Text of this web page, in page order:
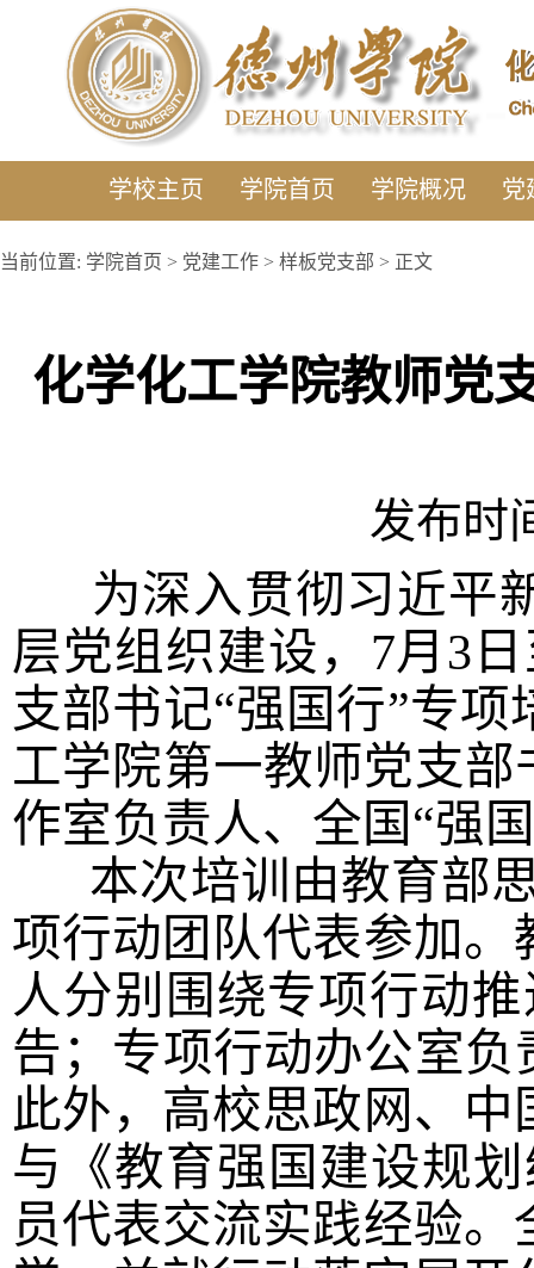
学校主页 学院首页 学院概况 党
当前位置: 学院首页 > 党建工作 > 样板党支部 > 正文
化学化工学院教师党
发布时
为深入贯彻习近平
层党组织建设，7月3
支部书记“强国行”专
工学院第一教师党支
作室负责人、全国“强
本次培训由教育部
项行动团队代表参加
人分别围绕专项行动
告；专项行动办公室
此外，高校思政网、
与《教育强国建设规
员代表交流实践经验